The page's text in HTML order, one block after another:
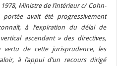
, Ministre de l’intérieur c/ Cohn-
avait été progressivement
à l’expiration du délai de
ascendant » des directives,
vertu de cette jurisprudence, les
à l’appui d’un recours dirigé